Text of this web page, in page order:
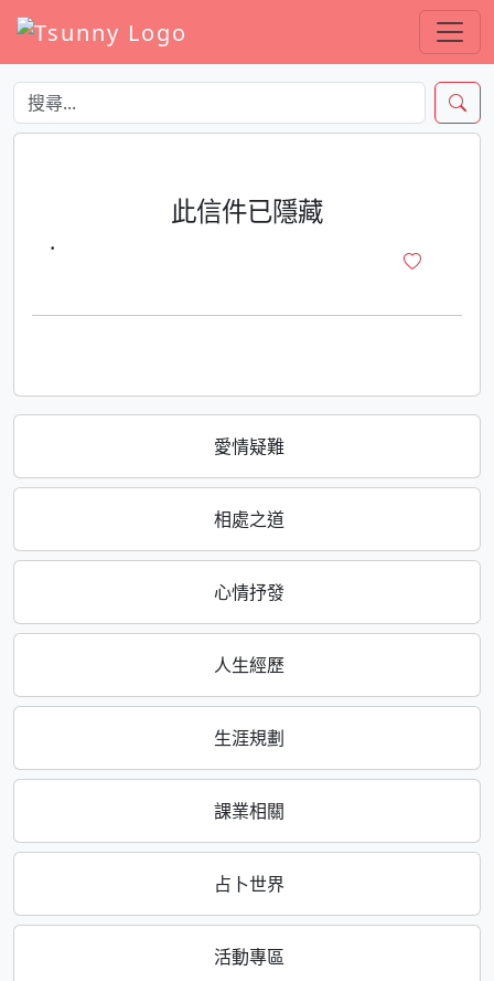
愛情疑難
相處之道
心情抒發
人生經歷
生涯規劃
課業相關
占卜世界
活動專區
此信件已隱藏
·